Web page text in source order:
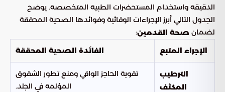
الدقيقة واستخدام المستحضرات الطبية المتخصصة. يوضح
الجدول التالي أبرز الإجراءات الوقائية وفوائدها الصحية المحققة
لضمان صحة القدمين:
الإجراء المتبع الفائدة الصحية المحققة
الترطيب
المكثف
تقوية الحاجز الواقي ومنع تطور الشقوق
المؤلمة في الجلد.